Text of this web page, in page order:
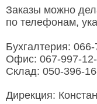
Заказы можно
по телефонам,
Бухгалтерия:
Офис: 067-997-
Склад: 050-396-
Дирекция: